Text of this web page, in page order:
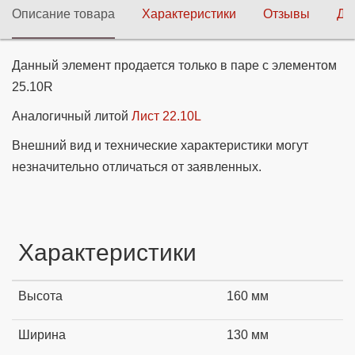
Описание товара Характеристики Отзывы
Данный элемент продается только в паре с элементом
25.10R
Аналогичный литой Лист 22.10L
Внешний вид и технические характеристики могут
незначительно отличаться от заявленных.
Характеристики
Высота 160 мм
Ширина 130 мм